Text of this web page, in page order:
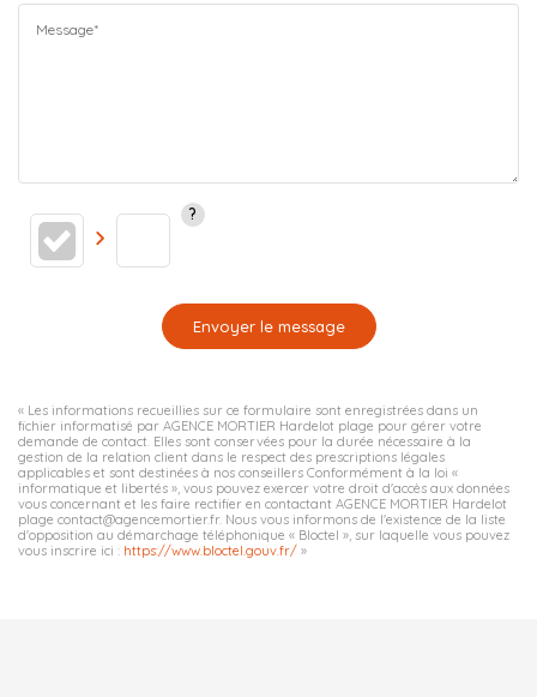
Message*
Envoyer le message
« Les informations recueillies sur ce formulaire sont enregistrées dans un
fichier informatisé par AGENCE MORTIER Hardelot plage pour gérer votre
demande de contact. Elles sont conservées pour la durée nécessaire à la
gestion de la relation client dans le respect des prescriptions légales
applicables et sont destinées à nos conseillers Conformément à la loi «
informatique et libertés », vous pouvez exercer votre droit d'accès aux données
vous concernant et les faire rectifier en contactant AGENCE MORTIER Hardelot
plage contact@agencemortier.fr. Nous vous informons de l'existence de la liste
d'opposition au démarchage téléphonique « Bloctel », sur laquelle vous pouvez
vous inscrire ici : https://www.bloctel.gouv.fr/ »